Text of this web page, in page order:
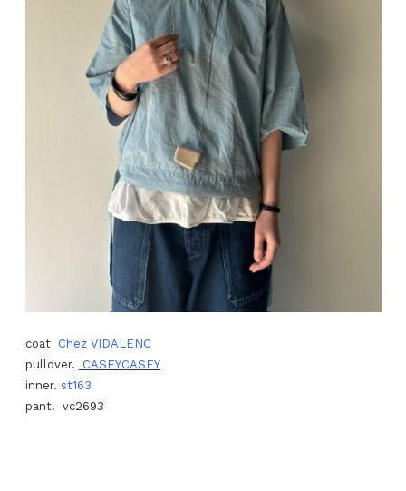
coat Chez VIDALENC
pullover.
CASEYCASEY
inner. st163
pant. vc2693